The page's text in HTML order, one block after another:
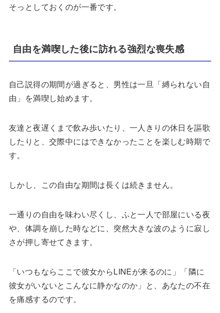
そっとしておくのが一番です。
自由を満喫した後に訪れる強烈な喪失感
自己説得の期間が過ぎると、男性は一旦「縛られない自
由」を満喫し始めます。
友達と夜遅くまで飲み歩いたり、一人きりの休日を謳歌
したりと、交際中にはできなかったことを楽しむ時期で
す。
しかし、この自由な期間は長くは続きません。
一通りの自由を味わい尽くし、ふと一人で部屋にいる夜
や、体調を崩した時などに、突然大きな波のように寂し
さが押し寄せてきます。
「いつもならここで彼女からLINEが来るのに」「隣に
彼女がいないとこんなに静かなのか」と、あなたの不在
を痛感するのです。